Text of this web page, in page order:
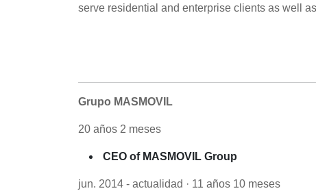
serve residential and enterprise clients as well
Grupo MASMOVIL
20 años 2 meses
CEO of MASMOVIL Group
jun. 2014 - actualidad · 11 años 10 meses